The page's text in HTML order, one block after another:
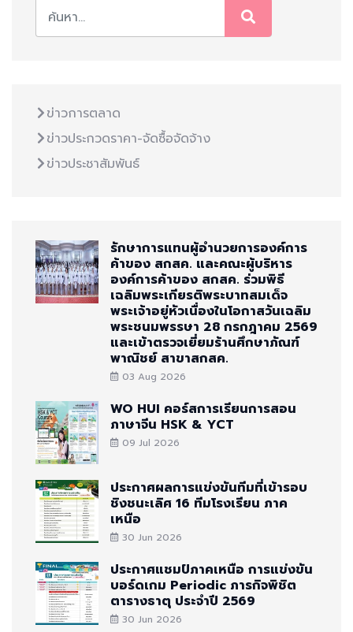
ข่าวการตลาด
ข่าวประกวดราคา-จัดซื้อจัดจ้าง
ข่าวประชาสัมพันธ์
รักษาการแทนผู้อำนวยการองค์การ
ค้าของ สกสค. และคณะผู้บริหาร
องค์การค้าของ สกสค. ร่วมพิธี
เฉลิมพระเกียรติพระบาทสมเด็จ
พระเจ้าอยู่หัวเนื่องในโอกาสวันเฉลิม
พระชนมพรรษา 28 กรกฎาคม 2569
และเข้าตรวจเยี่ยมร้านศึกษาภัณฑ์
พาณิชย์ สาขาสกสค.
03 Aug 2026
WO HUI คอร์สการเรียนการสอน
ภาษาจีน HSK & YCT
09 Jul 2026
ประกาศผลการแข่งขันทีมที่เข้ารอบ
ชิงชนะเลิศ 16 ทีมโรงเรียน ภาค
เหนือ
30 Jun 2026
ประกาศแชมป์ภาคเหนือ การแข่งขัน
บอร์ดเกม Periodic ภารกิจพิชิต
ตารางธาตุ ประจำปี 2569
30 Jun 2026